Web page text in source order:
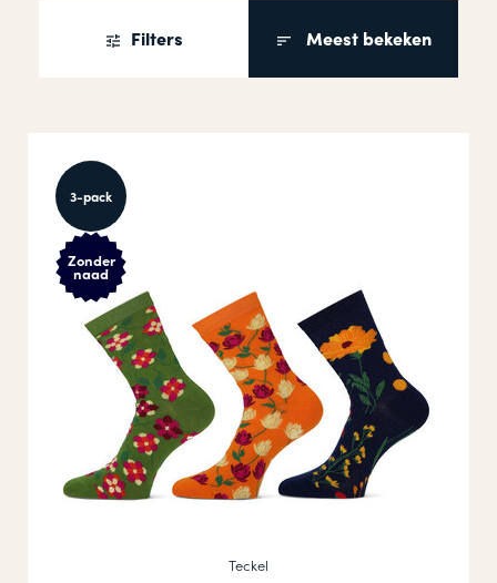
Filters Meest bekeken
3-pack
Zonder
naad
Teckel